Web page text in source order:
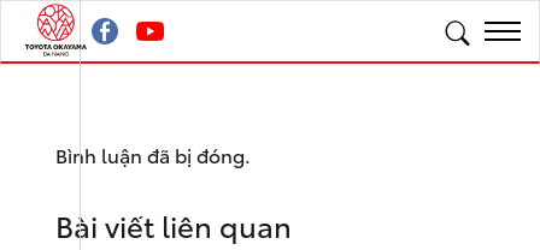
Bình luận đã bị đóng.
Bài viết liên quan